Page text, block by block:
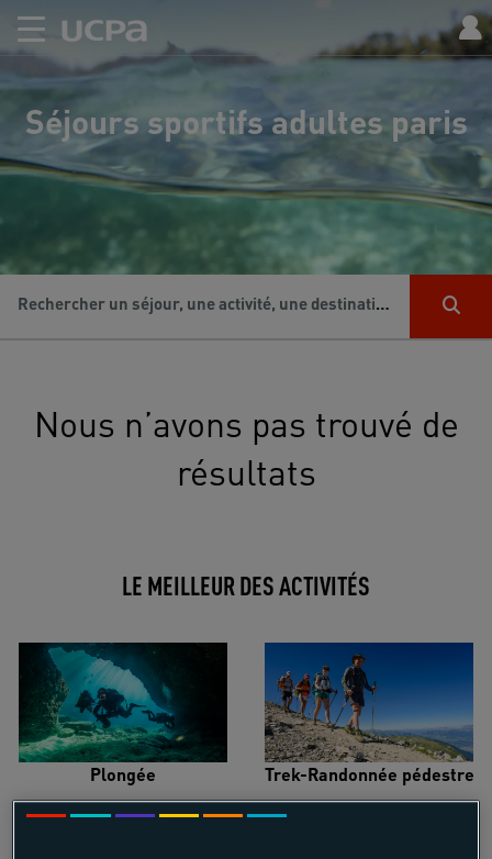
Séjours sportifs adultes paris
Rechercher un séjour, une activité, une destination...
Nous n’avons pas trouvé de
résultats
LE MEILLEUR DES ACTIVITÉS
Plongée Trek-Randonnée pédestre